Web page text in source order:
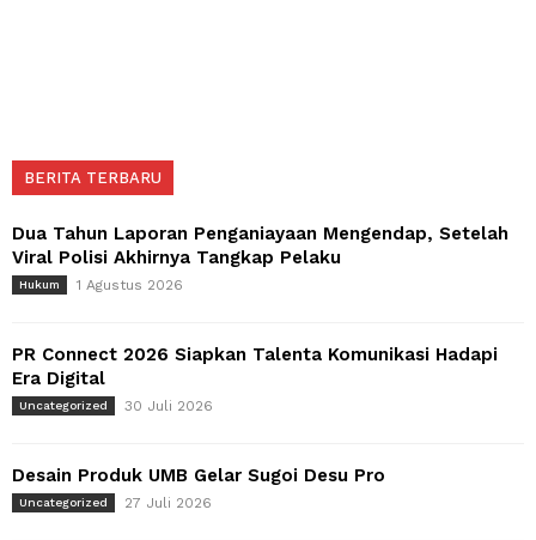
BERITA TERBARU
Dua Tahun Laporan Penganiayaan Mengendap, Setelah
Viral Polisi Akhirnya Tangkap Pelaku
Hukum 1 Agustus 2026
PR Connect 2026 Siapkan Talenta Komunikasi Hadapi
Era Digital
Uncategorized 30 Juli 2026
Desain Produk UMB Gelar Sugoi Desu Pro
Uncategorized 27 Juli 2026